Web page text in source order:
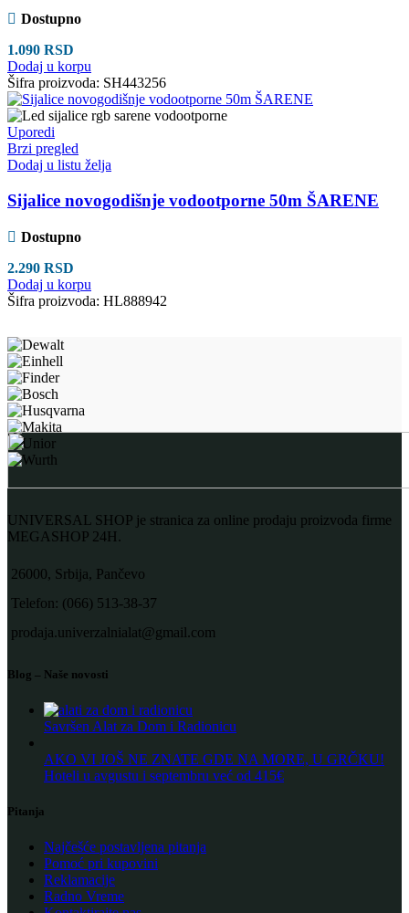
Dostupno
1.090 RSD
Dodaj u korpu
Šifra proizvoda: SH443256
Uporedi
Brzi pregled
Dodaj u listu želja
Sijalice novogodišnje vodootporne 50m ŠARENE
Dostupno
2.290 RSD
Dodaj u korpu
Šifra proizvoda: HL888942
UNIVERSAL SHOP je stranica za online prodaju proizvoda firme
MEGASHOP 24H.
26000, Srbija, Pančevo
Telefon: (066) 513-38-37
prodaja.univerzalnialat@gmail.com
Blog – Naše novosti
Savršen Alat za Dom i Radionicu
AKO VI JOŠ NE ZNATE GDE NA MORE, U GRČKU!
Hoteli u avgustu i septembru već od 415€
Pitanja
Najčešće postavljena pitanja
Pomoć pri kupovini
Reklamacije
Radno Vreme